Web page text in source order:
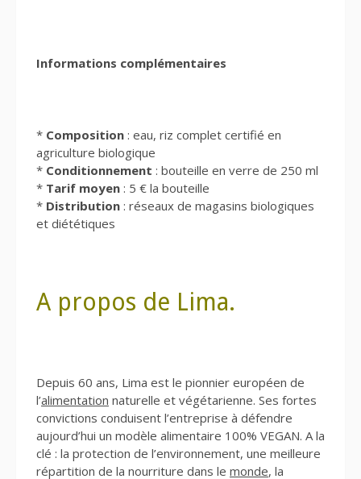
Informations complémentaires
* Composition : eau, riz complet certifié en
agriculture biologique
* Conditionnement : bouteille en verre de 250 ml
* Tarif moyen : 5 € la bouteille
* Distribution : réseaux de magasins biologiques
et diététiques
A propos de Lima.
Depuis 60 ans, Lima est le pionnier européen de
l’alimentation naturelle et végétarienne. Ses fortes
convictions conduisent l’entreprise à défendre
aujourd’hui un modèle alimentaire 100% VEGAN. A la
clé : la protection de l’environnement, une meilleure
répartition de la nourriture dans le monde, la